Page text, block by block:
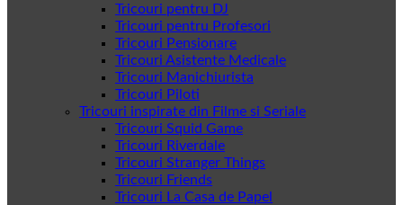
Tricouri pentru DJ
Tricouri pentru Profesori
Tricouri Pensionare
Tricouri Asistente Medicale
Tricouri Manichiurista
Tricouri Piloti
Tricouri inspirate din Filme si Seriale
Tricouri Squid Game
Tricouri Riverdale
Tricouri Stranger Things
Tricouri Friends
Tricouri La Casa de Papel